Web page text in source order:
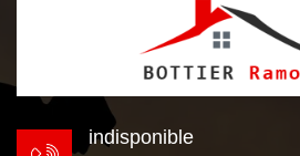
indisponible